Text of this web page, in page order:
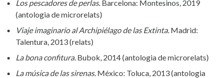
Los pescadores de perlas. Barcelona: Montesinos, 2019
(antologia de microrelats)
Viaje imaginario al Archipiélago de las Extinta. Madrid:
Talentura, 2013 (relats)
La bona confitura. Bubok, 2014 (antologia de microrelats)
La música de las sirenas. México: Toluca, 2013 (antologia